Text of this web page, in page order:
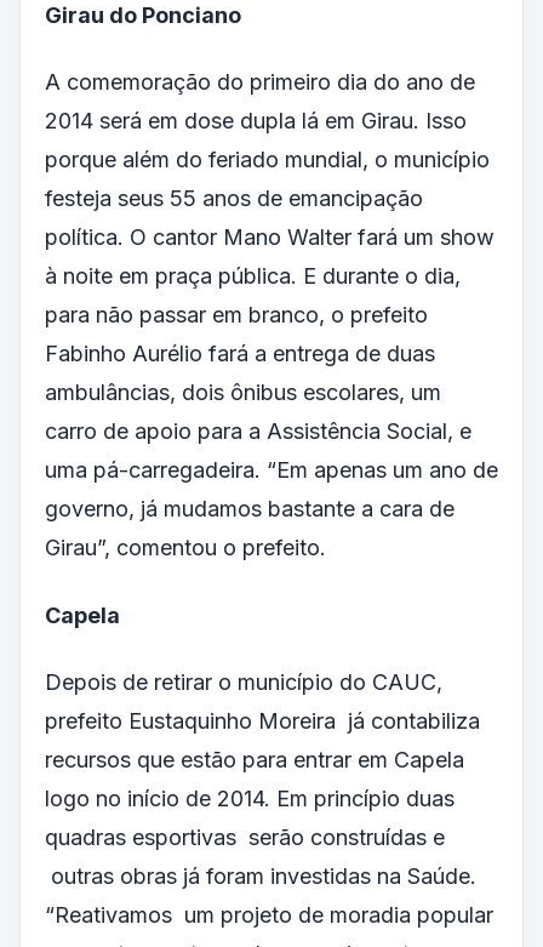
Girau do Ponciano
A comemoração do primeiro dia do ano de
2014 será em dose dupla lá em Girau. Isso
porque além do feriado mundial, o município
festeja seus 55 anos de emancipação
política. O cantor Mano Walter fará um show
à noite em praça pública. E durante o dia,
para não passar em branco, o prefeito
Fabinho Aurélio fará a entrega de duas
ambulâncias, dois ônibus escolares, um
carro de apoio para a Assistência Social, e
uma pá-carregadeira. “Em apenas um ano de
governo, já mudamos bastante a cara de
Girau”, comentou o prefeito.
Capela
Depois de retirar o município do CAUC,
prefeito Eustaquinho Moreira já contabiliza
recursos que estão para entrar em Capela
logo no início de 2014. Em princípio duas
quadras esportivas serão construídas e
outras obras já foram investidas na Saúde.
“Reativamos um projeto de moradia popular